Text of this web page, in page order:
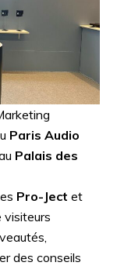
Paris Audio
Palais des
Pro-Ject et
visiteurs
des conseils